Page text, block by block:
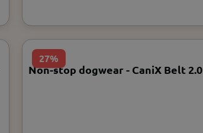
27%
Non-stop dogwear - CaniX Belt 2.0